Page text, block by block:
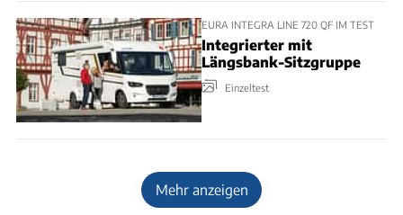
EURA INTEGRA LINE 720 QF IM TEST
Integrierter mit
Längsbank-Sitzgruppe
Einzeltest
Mehr anzeigen